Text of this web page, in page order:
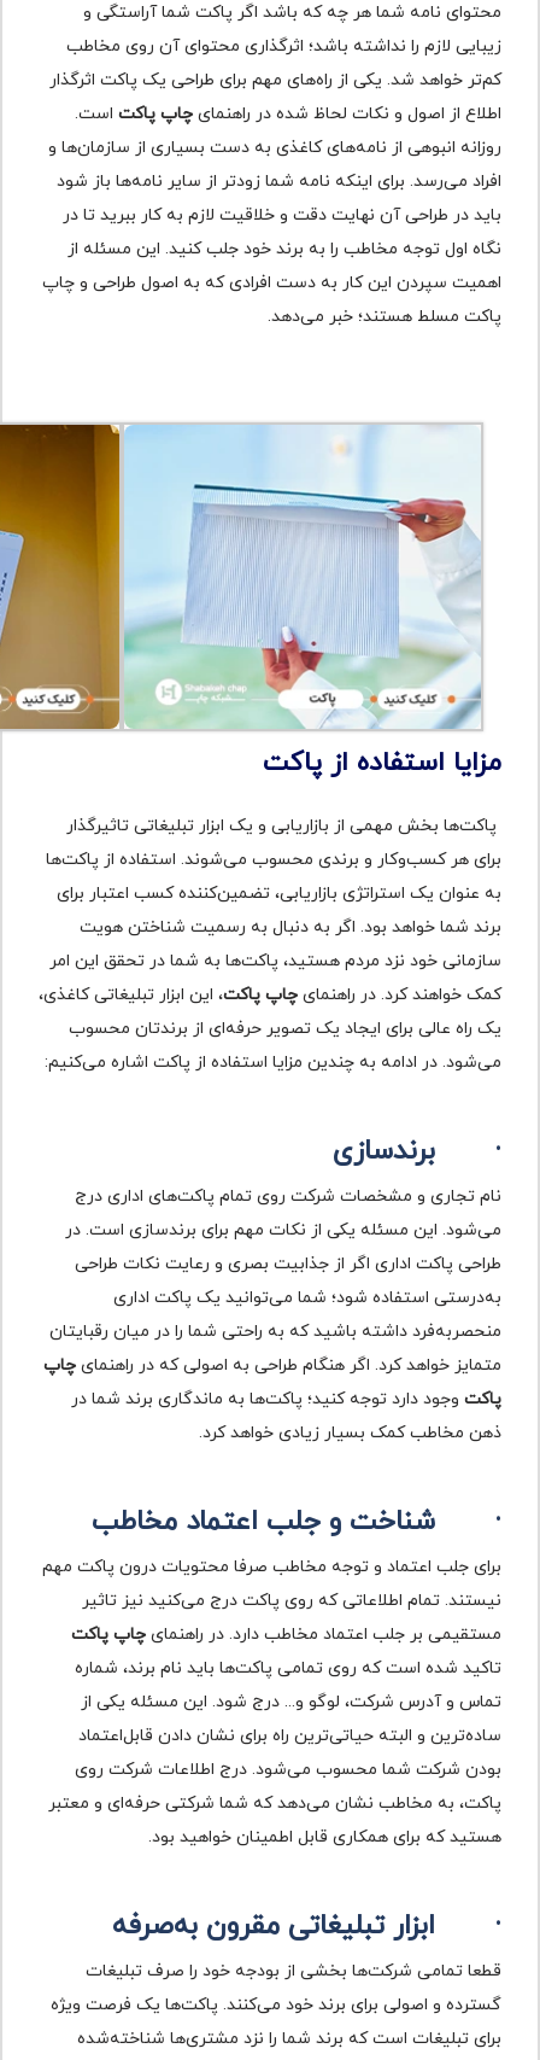
محتوای نامه شما هر چه که باشد اگر پاکت شما آراستگی و
زیبایی لازم را نداشته باشد؛ اثرگذاری محتوای آن روی مخاطب
کم‌تر خواهد شد. یکی از راه‌های مهم برای طراحی یک پاکت اثرگذار
اطلاع از اصول و نکات لحاظ شده در راهنمای چاپ پاکت است.
روزانه انبوهی از نامه‌های کاغذی به دست بسیاری از سازمان‌ها و
افراد می‌رسد. برای اینکه نامه شما زودتر از سایر نامه‌ها باز شود
باید در طراحی آن نهایت دقت و خلاقیت لازم به کار ببرید تا در
نگاه اول توجه مخاطب را به برند خود جلب کنید. این مسئله از
اهمیت سپردن این کار به دست افرادی که به اصول طراحی و چاپ
پاکت مسلط هستند؛ خبر می‌دهد.
مزایا استفاده از پاکت
پاکت‌ها بخش مهمی از بازاریابی و یک ابزار تبلیغاتی تاثیرگذار
برای هر کسب‌وکار و برندی محسوب می‌شوند. استفاده از پاکت‌ها
به عنوان یک استراتژی بازاریابی، تضمین‌کننده کسب اعتبار برای
برند شما خواهد بود. اگر به دنبال به رسمیت شناختن هویت
سازمانی خود نزد مردم هستید، پاکت‌ها به شما در تحقق این امر
کمک خواهند کرد. در راهنمای چاپ پاکت، این ابزار تبلیغاتی کاغذی،
یک راه عالی برای ایجاد یک تصویر حرفه‌ای از برندتان محسوب
می‌شود. در ادامه به چندین مزایا استفاده از پاکت اشاره می‌کنیم:
· برندسازی
نام تجاری و مشخصات شرکت روی تمام پاکت‌های اداری درج
می‌شود. این مسئله یکی از نکات مهم برای برندسازی است. در
طراحی پاکت اداری اگر از جذابیت بصری و رعایت نکات طراحی
به‌درستی استفاده شود؛ شما می‌توانید یک پاکت اداری
منحصربه‌فرد داشته باشید که به راحتی شما را در میان رقبایتان
متمایز خواهد کرد. اگر هنگام طراحی به اصولی که در راهنمای چاپ
پاکت وجود دارد توجه کنید؛ پاکت‌ها به ماندگاری برند شما در
ذهن مخاطب کمک بسیار زیادی خواهد کرد.
· شناخت و جلب اعتماد مخاطب
برای جلب اعتماد و توجه مخاطب صرفا محتویات درون پاکت مهم
نیستند. تمام اطلاعاتی که روی پاکت درج می‌کنید نیز تاثیر
مستقیمی بر جلب اعتماد مخاطب دارد. در راهنمای چاپ پاکت
تاکید شده است که روی تمامی پاکت‌ها باید نام برند، شماره
تماس و آدرس شرکت، لوگو و... درج شود. این مسئله یکی از
ساده‌ترین و البته حیاتی‌ترین راه برای نشان دادن قابل‌اعتماد
بودن شرکت شما محسوب می‌شود. درج اطلاعات شرکت روی
پاکت، به مخاطب نشان می‌دهد که شما شرکتی حرفه‌ای و معتبر
هستید که برای همکاری قابل اطمینان خواهید بود.
· ابزار تبلیغاتی مقرون به‌صرفه
قطعا تمامی شرکت‌ها بخشی از بودجه خود را صرف تبلیغات
گسترده و اصولی برای برند خود می‌کنند. پاکت‌ها یک فرصت ویژه
برای تبلیغات است که برند شما را نزد مشتری‌ها شناخته‌شده